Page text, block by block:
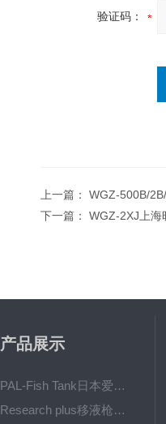
验证码：
上一篇： WGZ-500B/
下一篇： WGZ-2XJ上海
产品展示
PAL-Fish Tank日本爱拓 鱼塘盐度计 数显便携式折光仪
Research plus移液枪艾本德移液器单道可调量程加样枪